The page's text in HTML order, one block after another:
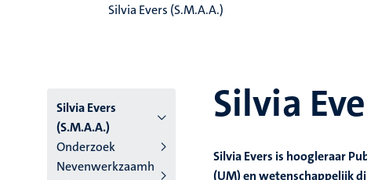
Silvia Evers (S.M.A.A.)
Silvia Evers
(S.M.A.A.)
Onderzoek
Nevenwerkzaamh
Silvia
Silvia Evers is hoogleraar
(UM) en wetenschappelijk